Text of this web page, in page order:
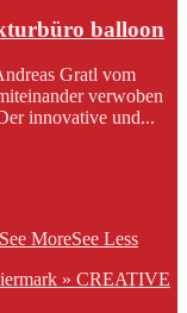
balloon
Gratl vom
verwoben
innovative und...
See MoreSee Less
» CREATIVE